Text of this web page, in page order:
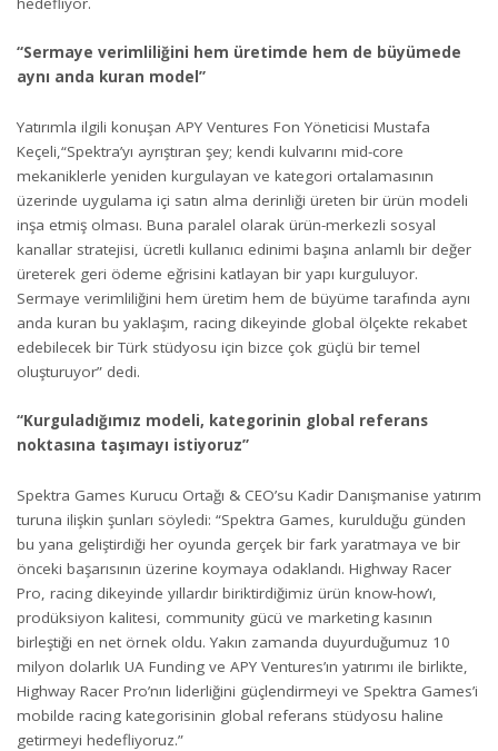
“Sermaye verimliliğini hem üretimde hem de büyümede
aynı anda kuran model”
Yatırımla ilgili konuşan APY Ventures Fon Yöneticisi Mustafa
Keçeli,“Spektra’yı ayrıştıran şey; kendi kulvarını mid-core
mekaniklerle yeniden kurgulayan ve kategori ortalamasının
üzerinde uygulama içi satın alma derinliği üreten bir ürün modeli
inşa etmiş olması. Buna paralel olarak ürün-merkezli sosyal
kanallar stratejisi, ücretli kullanıcı edinimi başına anlamlı bir değer
üreterek geri ödeme eğrisini katlayan bir yapı kurguluyor.
Sermaye verimliliğini hem üretim hem de büyüme tarafında aynı
anda kuran bu yaklaşım, racing dikeyinde global ölçekte rekabet
edebilecek bir Türk stüdyosu için bizce çok güçlü bir temel
oluşturuyor” dedi.
“Kurguladığımız modeli, kategorinin global referans
noktasına taşımayı istiyoruz”
Spektra Games Kurucu Ortağı & CEO’su Kadir Danışmanise yatırım
turuna ilişkin şunları söyledi: “Spektra Games, kurulduğu günden
bu yana geliştirdiği her oyunda gerçek bir fark yaratmaya ve bir
önceki başarısının üzerine koymaya odaklandı. Highway Racer
Pro, racing dikeyinde yıllardır biriktirdiğimiz ürün know-how’ı,
prodüksiyon kalitesi, community gücü ve marketing kasının
birleştiği en net örnek oldu. Yakın zamanda duyurduğumuz 10
milyon dolarlık UA Funding ve APY Ventures’ın yatırımı ile birlikte,
Highway Racer Pro’nın liderliğini güçlendirmeyi ve Spektra Games’i
mobilde racing kategorisinin global referans stüdyosu haline
getirmeyi hedefliyoruz.”